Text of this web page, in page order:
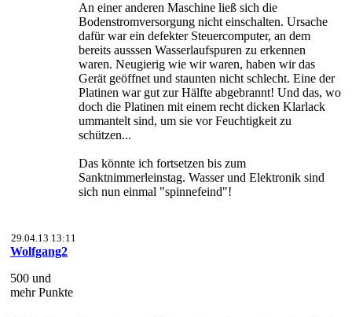
An einer anderen Maschine ließ sich die
Bodenstromversorgung nicht einschalten. Ursache
dafür war ein defekter Steuercomputer, an dem
bereits ausssen Wasserlaufspuren zu erkennen
waren. Neugierig wie wir waren, haben wir das
Gerät geöffnet und staunten nicht schlecht. Eine der
Platinen war gut zur Hälfte abgebrannt! Und das, wo
doch die Platinen mit einem recht dicken Klarlack
ummantelt sind, um sie vor Feuchtigkeit zu
schützen...
Das könnte ich fortsetzen bis zum
Sanktnimmerleinstag. Wasser und Elektronik sind
sich nun einmal "spinnefeind"!
29.04.13 13:11
Wolfgang2
500 und
mehr Punkte